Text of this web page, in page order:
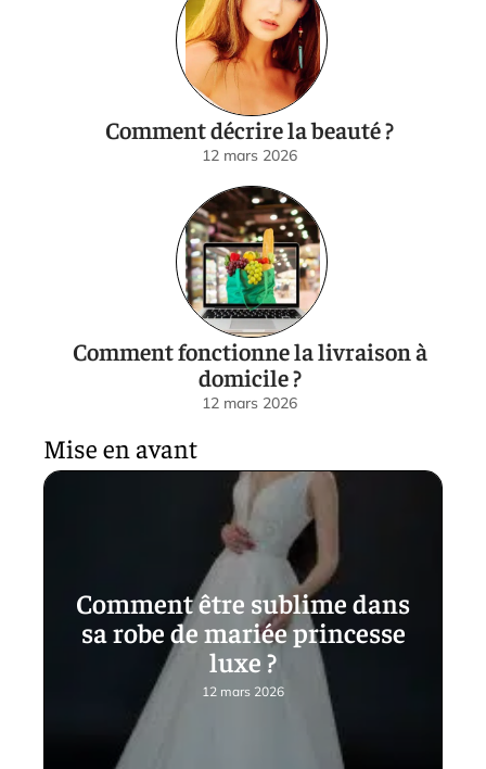
Comment décrire la beauté ?
12 mars 2026
Comment fonctionne la livraison à
domicile ?
12 mars 2026
Mise en avant
Comment être sublime dans
sa robe de mariée princesse
luxe ?
12 mars 2026